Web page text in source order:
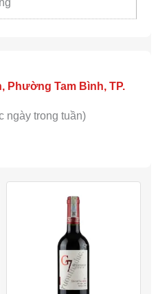
Phường Tam Bình, TP.
ngày trong tuần)